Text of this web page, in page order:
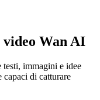
Wan AI
immagini e idee
di catturare